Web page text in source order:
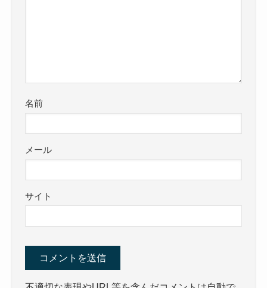
名前
メール
サイト